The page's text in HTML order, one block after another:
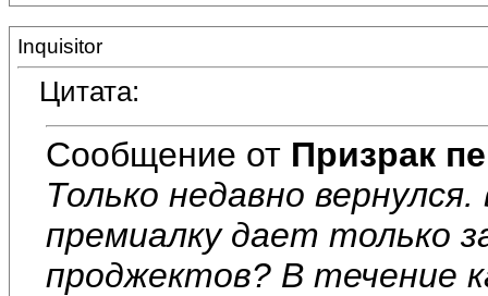
Inquisitor
Цитата:
Сообщение от Призрак
Только недавно
премиалку дает только
проджектов? В течение